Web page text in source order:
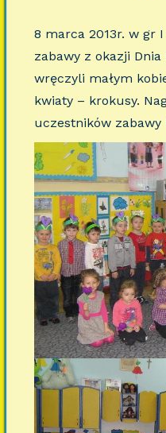
8 marca 2013r. w gr I
zabawy z okazji
wręczyli małym
kwiaty – krokusy.
uczestników zabawy